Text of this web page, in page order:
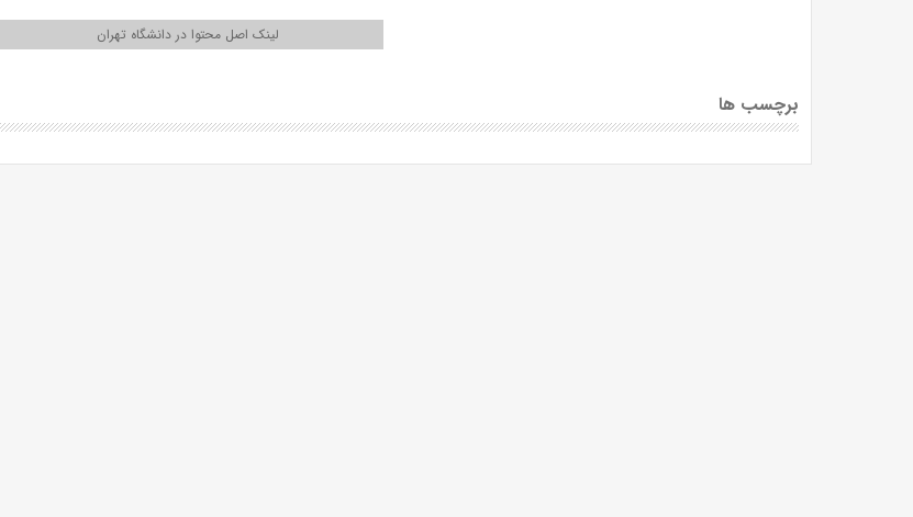
لینک اصل محتوا در دانشگاه تهران
برچسب ها